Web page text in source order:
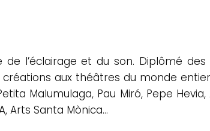
l’éclairage et du son. Diplômé
aux théâtres du monde
Malumulaga, Pau Miró, Pepe
Arts Santa Mònica…